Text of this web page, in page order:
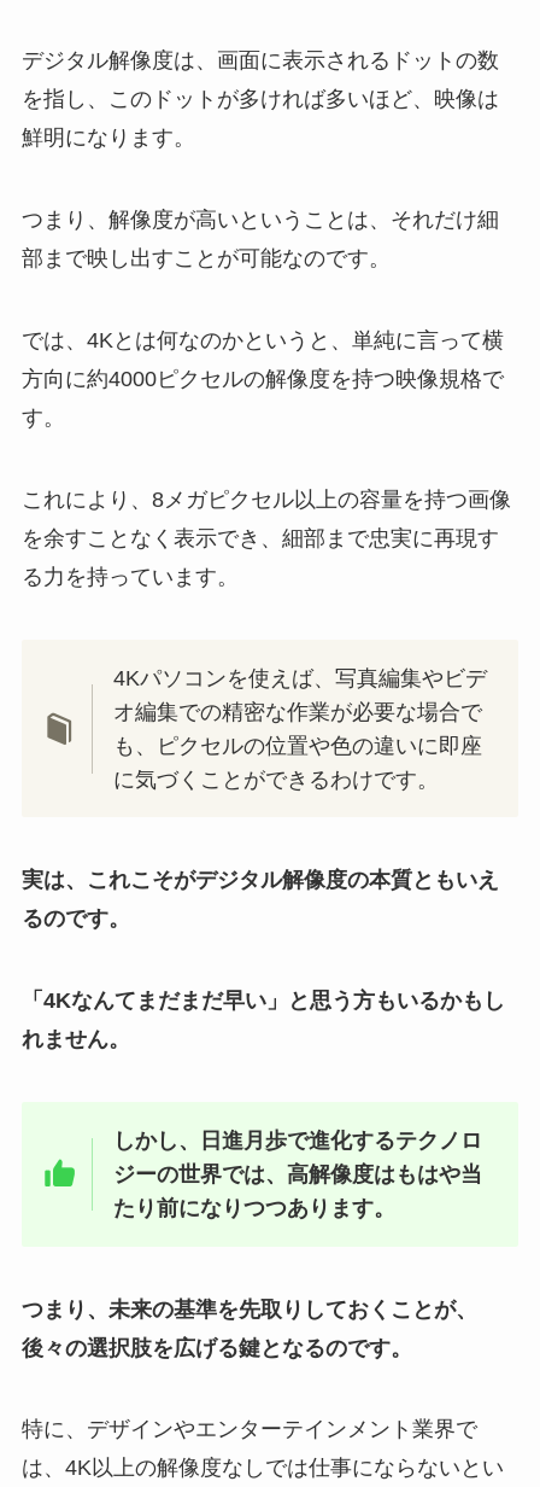
デジタル解像度は、画面に表示されるドットの数
を指し、このドットが多ければ多いほど、映像は
鮮明になります。
つまり、解像度が高いということは、それだけ細
部まで映し出すことが可能なのです。
では、4Kとは何なのかというと、単純に言って横
方向に約4000ピクセルの解像度を持つ映像規格で
す。
これにより、8メガピクセル以上の容量を持つ画像
を余すことなく表示でき、細部まで忠実に再現す
る力を持っています。
4Kパソコンを使えば、写真編集やビデ
オ編集での精密な作業が必要な場合で
も、ピクセルの位置や色の違いに即座
に気づくことができるわけです。
実は、これこそがデジタル解像度の本質ともいえ
るのです。
「4Kなんてまだまだ早い」と思う方もいるかもし
れません。
しかし、日進月歩で進化するテクノロ
ジーの世界では、高解像度はもはや当
たり前になりつつあります。
つまり、未来の基準を先取りしておくことが、
後々の選択肢を広げる鍵となるのです。
特に、デザインやエンターテインメント業界で
は、4K以上の解像度なしでは仕事にならないとい